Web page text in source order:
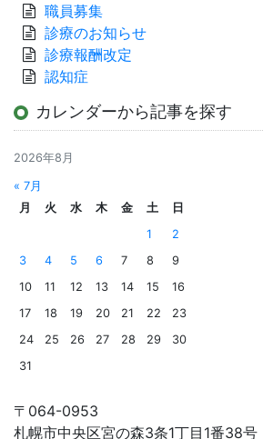
職員募集
診療のお知らせ
診療報酬改定
認知症
カレンダーから記事を探す
2026年8月
« 7月
月
火 水 木 金 土
日
1
2
3
4 5 6 7 8
9
10
11 12 13 14 15
16
17
18 19 20 21 22
23
24
25 26 27 28 29
30
31
〒064-0953
札幌市中央区宮の森3条1丁目1番38号